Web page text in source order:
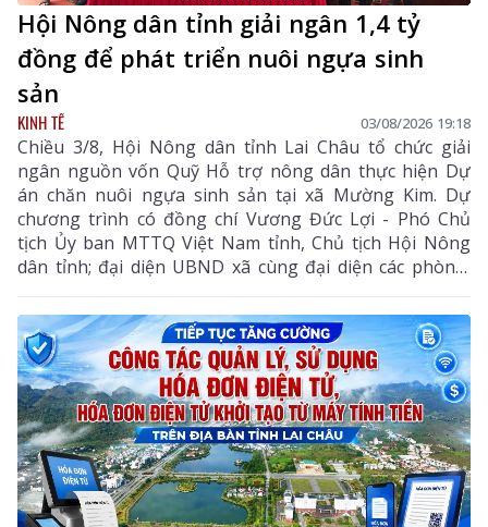
Hội Nông dân tỉnh giải ngân 1,4 tỷ
đồng để phát triển nuôi ngựa sinh
sản
KINH TẾ 03/08/2026 19:18
Chiều 3/8, Hội Nông dân tỉnh Lai Châu tổ chức giải
ngân nguồn vốn Quỹ Hỗ trợ nông dân thực hiện Dự
án chăn nuôi ngựa sinh sản tại xã Mường Kim. Dự
chương trình có đồng chí Vương Đức Lợi - Phó Chủ
tịch Ủy ban MTTQ Việt Nam tỉnh, Chủ tịch Hội Nông
dân tỉnh; đại diện UBND xã cùng đại diện các phòng,
ban chuyên môn, Hội Nông dân xã và các hội viên
tham gia dự án.